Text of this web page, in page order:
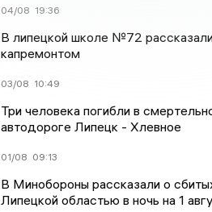
04/08 19:36
В липецкой школе №72
капремонтом
03/08 10:49
Три человека погибли в
автодороге Липецк - Хлевное
01/08 09:13
В Минобороны рассказали о
Липецкой областью в ночь на 1